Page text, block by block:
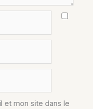
et mon site dans le